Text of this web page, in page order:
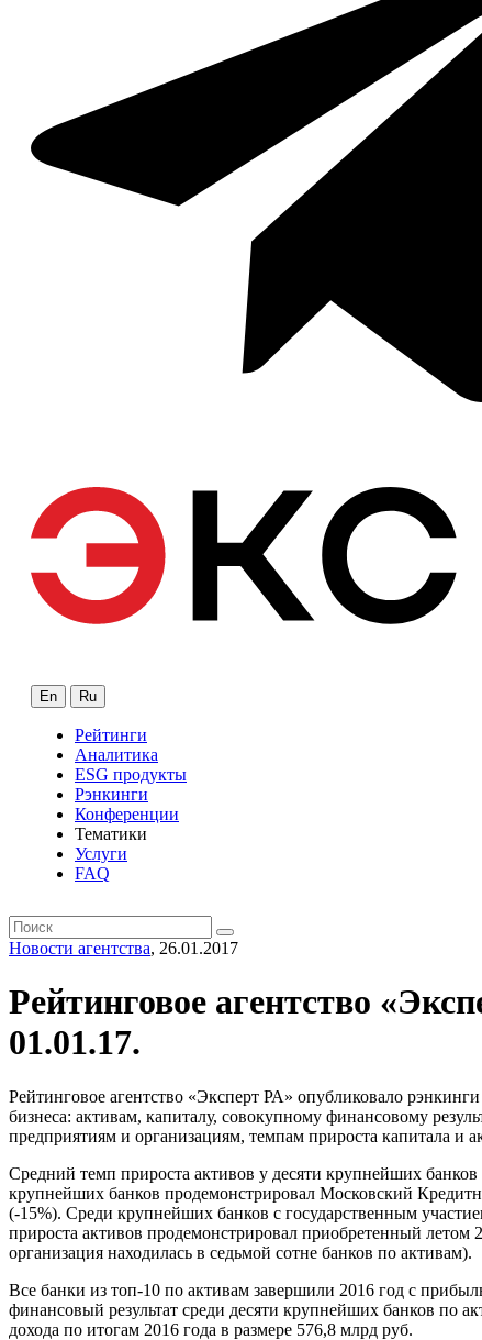
En Ru
Рейтинги
Аналитика
ESG продукты
Рэнкинги
Конференции
Тематики
Услуги
FAQ
Новости агентства, 26.01.2017
Рейтинговое агентство
01.01.17.
Рейтинговое агентство «Эксперт РА» опубликовало
бизнеса: активам, капиталу, совокупному финансовому
предприятиям и организациям, темпам прироста капитала и
Средний темп прироста активов у десяти крупнейших
крупнейших банков продемонстрировал Московский
(-15%). Среди крупнейших банков с государственным
прироста активов продемонстрировал приобретенный
организация находилась в седьмой сотне банков по активам).
Все банки из топ-10 по активам завершили 2016 год с
финансовый результат среди десяти крупнейших банков по
дохода по итогам 2016 года в размере 576,8 млрд руб.